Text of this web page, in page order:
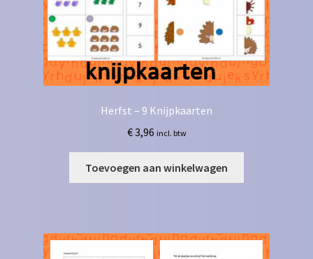
Herfst – 9 Knijpkaarten
€3,96 incl. btw
Toevoegen aan winkelwagen